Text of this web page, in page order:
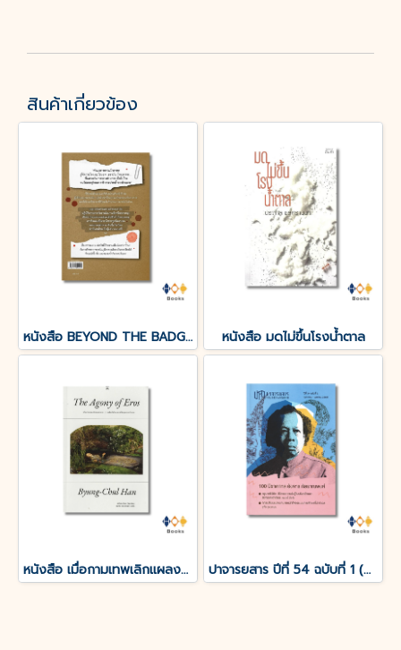
สินค้าเกี่ยวข้อง
หนังสือ BEYOND THE BADGE เปิดแฟ้มคดีลับ?FBI THAILAND หนังสือ มดไม่ขึ้นโรงน้ำตาล
หนังสือ เมื่อกามเทพเลิกแผลงศร (The Agony of Eros) ปาจารยสาร ปีที่ 54 ฉบับที่ 1 (ม.ค. – เม.ย. 2568) ฉบับ 100 ปีชาตกาล อังคาร กัลยาณพงศ์